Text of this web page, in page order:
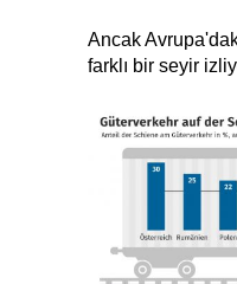
Ancak
farklı bir seyir